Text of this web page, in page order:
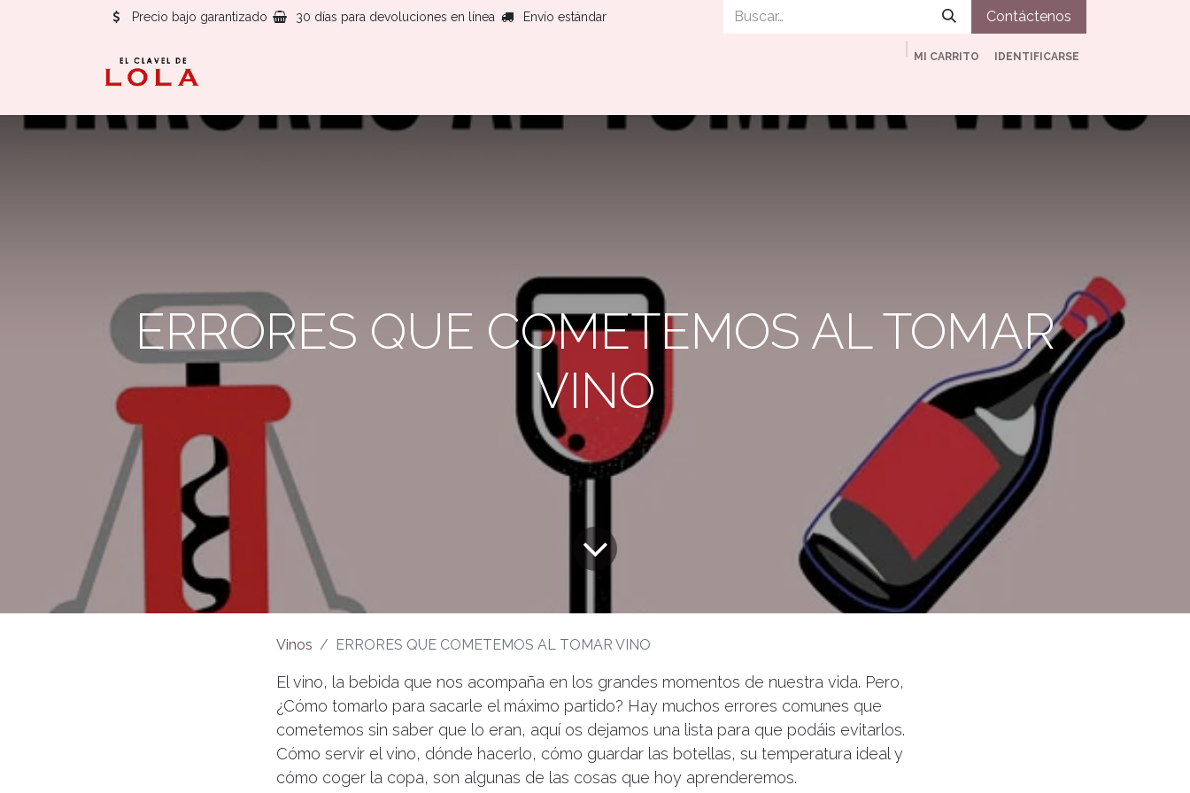
Precio bajo garantizado 30 días para devoluciones en línea Envío estándar Contáctenos
MI CARRITO IDENTIFICARSE
ERRORES QUE COMETEMOS AL TOMAR
VINO
Vinos ERRORES QUE COMETEMOS AL TOMAR VINO
El vino, la bebida que nos acompaña en los grandes momentos de nuestra vida. Pero,
¿Cómo tomarlo para sacarle el máximo partido? Hay muchos errores comunes que
cometemos sin saber que lo eran, aquí os dejamos una lista para que podáis evitarlos.
Cómo servir el vino, dónde hacerlo, cómo guardar las botellas, su temperatura ideal y
cómo coger la copa, son algunas de las cosas que hoy aprenderemos.